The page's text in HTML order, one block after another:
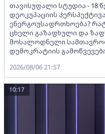
თავისუფალი სტუდია - 18
დეოკუპაციის
ენერგოუსაფრთხოება?
ცხელი გაზაფხული და
მოსალოდნელი
დემოკრატიის
2026/08/06 21:57
10:17